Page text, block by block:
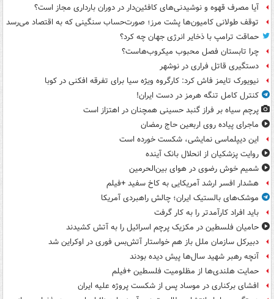
آیا مصرف قهوه و نوشیدنی‌های کافئین‌دار در دوران بارداری مجاز است؟
توقف طولانی کامیون‌ها پشت مرز؛ صورت‌حساب سنگینی که به اقتصاد می‌رسد
حماقت ترامپ با ذخایر انرژی جهان چه کرد؟
چرا تابستان فصل محبوب میکروب‌هاست؟
دستگیری قاتل فراری در نوشهر
نیویورک تایمز فاش کرد: کارگروه ویژه سیا برای تفرقه افکنی در کوبا
کنترل کامل تنگه هرمز در دست ایران!
پرچم سیاه بر فراز گنبد حسینی همچنان در اهتزاز است
ماجرای پیاده روی اربعین حاج رمضان
این دیپلماسی نمایشی، شکست خورده است
روایت پزشکیان از انحلال بانک آینده
شمیم خوش رضوی در هوای بین‌الحرمین
هشدار افسر ارشد آمریکایی به کاخ سفید +فیلم
موشک‌های بالستیک ایران؛ چالش راهبردی آمریکا
باید افراد کارآمدتر را به کار گرفت
حامیان فلسطین در مکزیک پرچم اسرائیل را به آتش کشیدند
دبیرکل سازمان ملل باز هم خواستار آتش‌بس فوری در اوکراین شد
آنچه رهبر شهید سال‌ها پیش دیده بودند
حمایت هلندی‌ها از مظلومیت فلسطین +فیلم
افشای برکناری در موساد پس از شکست پروژه علیه ایران